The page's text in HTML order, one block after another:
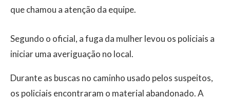
que chamou a atenção da equipe.
Segundo o oficial, a fuga da mulher levou os policiais a
iniciar uma averiguação no local.
Durante as buscas no caminho usado pelos suspeitos,
os policiais encontraram o material abandonado. A